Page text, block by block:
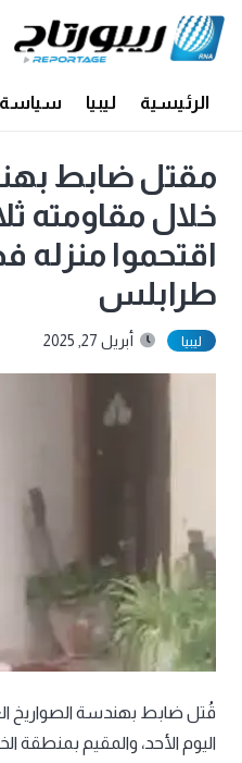
الرئيسية ليبيا سياسة
مقتل ضابط
خلال مقاومته
اقتحموا منزله
طرابلس
ليبيا أبريل 27, 2025
قُتل ضابط بهندسة الصواريخ
اليوم الأحد، والمقيم بمنطقة